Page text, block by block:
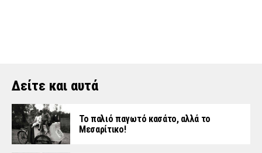
Δείτε και αυτά
Το παλιό παγωτό κασάτο, αλλά το
Μεσαρίτικο!